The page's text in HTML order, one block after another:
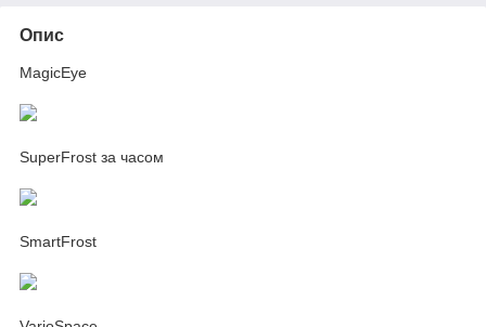
Опис
MagicEye
SuperFrost за часом
SmartFrost